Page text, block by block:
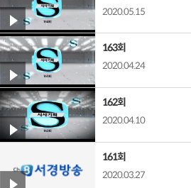
2020.05.15
163회
2020.04.24
162회
2020.04.10
161회
2020.03.27